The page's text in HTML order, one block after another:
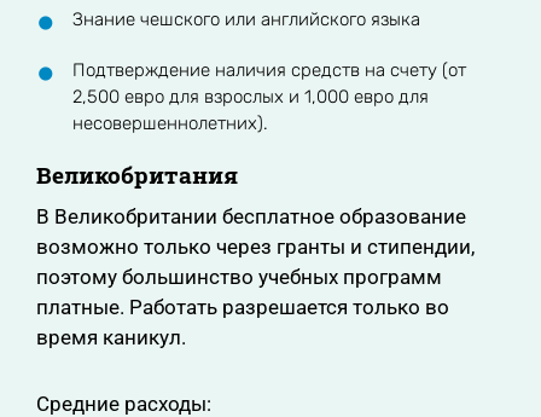
Знание чешского или английского языка
Подтверждение наличия средств на счету (от
2,500 евро для взрослых и 1,000 евро для
несовершеннолетних).
Великобритания
В Великобритании бесплатное образование
возможно только через гранты и стипендии,
поэтому большинство учебных программ
платные. Работать разрешается только во
время каникул.
Средние расходы: